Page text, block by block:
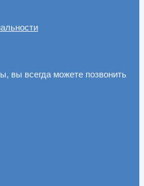
вы всегда можете позвонить